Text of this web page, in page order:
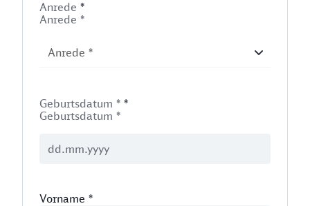
Anrede *
Anrede *
Geburtsdatum * *
Geburtsdatum *
Vorname *